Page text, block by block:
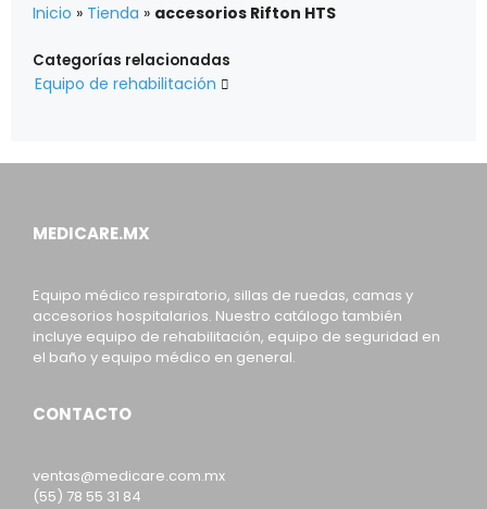
Inicio » Tienda » accesorios Rifton HTS
Categorías relacionadas
Equipo de rehabilitación 
MEDICARE.MX
Equipo médico respiratorio, sillas de ruedas, camas y
accesorios hospitalarios. Nuestro catálogo también
incluye equipo de rehabilitación, equipo de seguridad en
el baño y equipo médico en general.
CONTACTO
ventas@medicare.com.mx
(55) 78 55 31 84